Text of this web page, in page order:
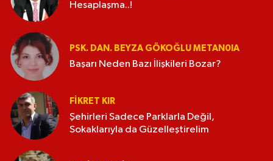
Hesaplaşma..!
PSK. DAN. BEYZA GÖKOĞLU METAN0IA
Başarı Neden Bazı İlişkileri Bozar?
FIKRET KIR
Şehirleri Sadece Parklarla Değil,
Sokaklarıyla da Güzelleştirelim